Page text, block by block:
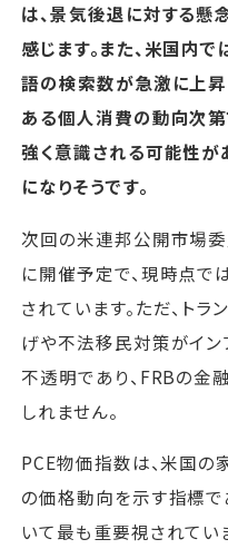
は、景気後退に対する懸
感じます。また、米国内
語の検索数が急激に上昇
ある個人消費の動向次
強く意識される可能性が
になりそうです。
次回の米連邦公開市場委
に開催予定で、現時点
されています。ただ、ト
げや不法移民対策がイン
不透明であり、FRBの金
しれません。
PCE物価指数は、米国の
の価格動向を示す指標で
いて最も重要視されてい